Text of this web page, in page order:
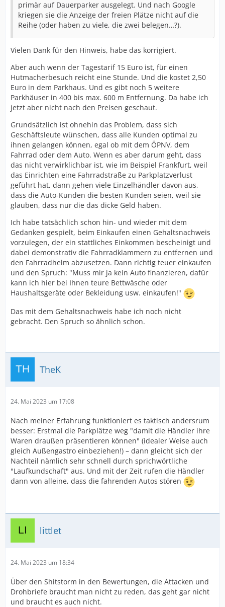
primär auf Dauerparker ausgelegt. Und nach Google
kriegen sie die Anzeige der freien Plätze nicht auf die
Reihe (oder haben zu viele, die zwei belegen…?).
Vielen Dank für den Hinweis, habe das korrigiert.
Aber auch wenn der Tagestarif 15 Euro ist, für einen
Hutmacherbesuch reicht eine Stunde. Und die kostet 2,50
Euro in dem Parkhaus. Und es gibt noch 5 weitere
Parkhäuser in 400 bis max. 600 m Entfernung. Da habe ich
jetzt aber nicht nach den Preisen geschaut.
Grundsätzlich ist ohnehin das Problem, dass sich
Geschäftsleute wünschen, dass alle Kunden optimal zu
ihnen gelangen können, egal ob mit dem ÖPNV, dem
Fahrrad oder dem Auto. Wenn es aber darum geht, dass
das nicht verwirklichbar ist, wie im Beispiel Frankfurt, weil
das Einrichten eine Fahrradstraße zu Parkplatzverlust
geführt hat, dann gehen viele Einzelhändler davon aus,
dass die Auto-Kunden die besten Kunden seien, weil sie
glauben, dass nur die das dicke Geld haben.
Ich habe tatsächlich schon hin- und wieder mit dem
Gedanken gespielt, beim Einkaufen einen Gehaltsnachweis
vorzulegen, der ein stattliches Einkommen bescheinigt und
dabei demonstrativ die Fahrradklammern zu entfernen und
den Fahrradhelm abzusetzen. Dann richtig teuer einkaufen
und den Spruch: "Muss mir ja kein Auto finanzieren, dafür
kann ich hier bei Ihnen teure Bettwäsche oder
Haushaltsgeräte oder Bekleidung usw. einkaufen!"
Das mit dem Gehaltsnachweis habe ich noch nicht
gebracht. Den Spruch so ähnlich schon.
TheK
24. Mai 2023 um 17:08
Nach meiner Erfahrung funktioniert es taktisch andersrum
besser: Erstmal die Parkplätze weg "damit die Händler ihre
Waren draußen präsentieren können" (idealer Weise auch
gleich Außengastro einbeziehen!) – dann gleicht sich der
Nachteil nämlich sehr schnell durch sprichwörtliche
"Laufkundschaft" aus. Und mit der Zeit rufen die Händler
dann von alleine, dass die fahrenden Autos stören
littlet
24. Mai 2023 um 18:34
Über den Shitstorm in den Bewertungen, die Attacken und
Drohbriefe braucht man nicht zu reden, das geht gar nicht
und braucht es auch nicht.